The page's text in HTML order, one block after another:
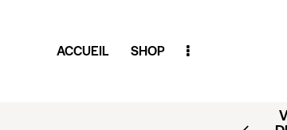
ACCUEIL SHOP